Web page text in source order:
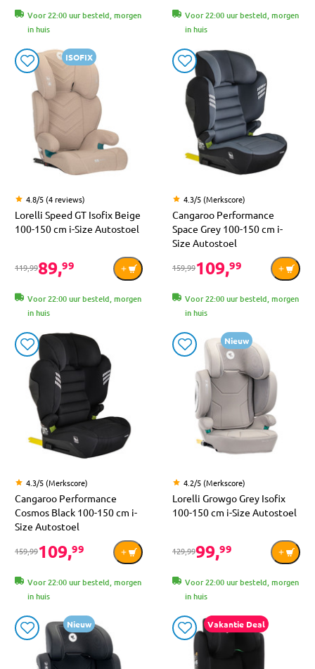
Voor 22:00 uur besteld, morgen
in huis
Voor 22:00 uur besteld, morgen
in huis
ISOFIX
4.8/5 (4 reviews)
Lorelli Speed GT Isofix Beige
100-150 cm i-Size Autostoel
119,9989,99
Voor 22:00 uur besteld, morgen
in huis
4.3/5 (Merkscore)
Cangaroo Performance
Space Grey 100-150 cm i-
Size Autostoel
159,99109,99
Voor 22:00 uur besteld, morgen
in huis
4.3/5 (Merkscore)
Cangaroo Performance
Cosmos Black 100-150 cm i-
Size Autostoel
159,99109,99
Voor 22:00 uur besteld, morgen
in huis
Nieuw
4.2/5 (Merkscore)
Lorelli Growgo Grey Isofix
100-150 cm i-Size Autostoel
129,9999,99
Voor 22:00 uur besteld, morgen
in huis
Nieuw Vakantie Deal